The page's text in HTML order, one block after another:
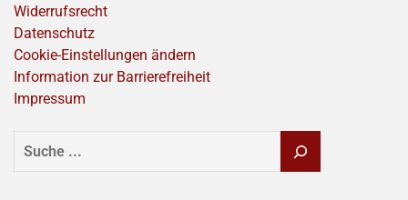
Widerrufsrecht
Datenschutz
Cookie-Einstellungen ändern
Information zur Barrierefreiheit
Impressum
SUCHEN